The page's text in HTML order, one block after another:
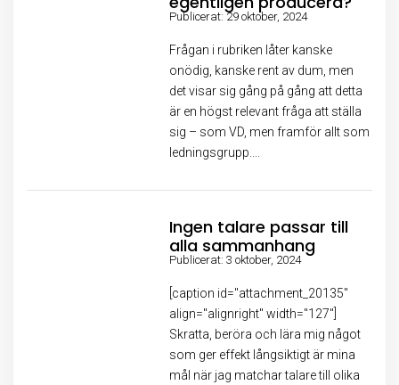
Publicerat: 29 oktober, 2024
Frågan i rubriken låter kanske
onödig, kanske rent av dum, men
det visar sig gång på gång att detta
är en högst relevant fråga att ställa
sig – som VD, men framför allt som
ledningsgrupp....
Ingen talare passar till
alla sammanhang
Publicerat: 3 oktober, 2024
[caption id="attachment_20135"
align="alignright" width="127"]
Skratta, beröra och lära mig något
som ger effekt långsiktigt är mina
mål när jag matchar talare till olika